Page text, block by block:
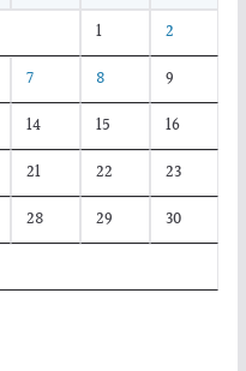
1
2
7 8
9
14 15
16
21 22
23
28 29
30